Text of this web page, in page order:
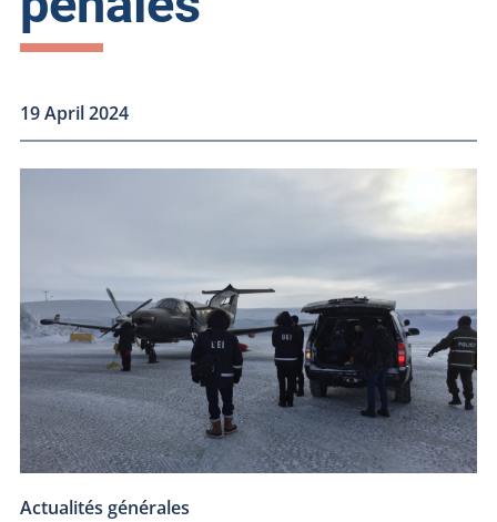
19 April 2024
Actualités générales